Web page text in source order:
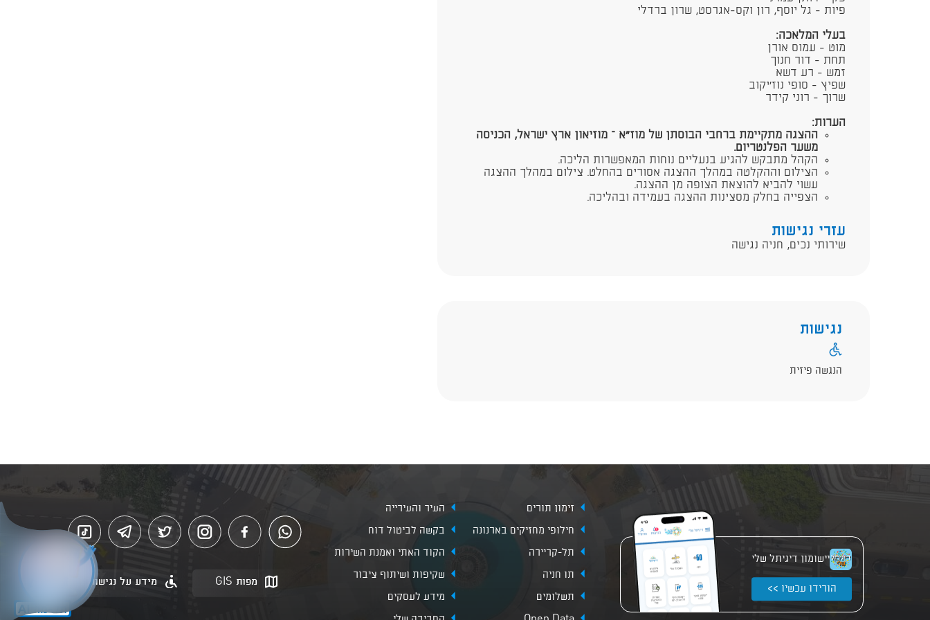
פיות - גל יוסף, רון וקס-אגרסט, שרון ברדלי
בעלי המלאכה:
מוט - עמוס אורן
תחת - דור חנוך
זמש - רע דשא
שפיץ - סופי נוז'יקוב
שרוך - רוני קידר​
הערות:
​ההצגה מתקיימת ברחבי הבוסתן של מוז"א – מוזיאון ארץ ישראל, הכניסה
משער הפלנטריום.
הקהל מתבקש להגיע בנעליים נוחות המאפשרות הליכה.
הצילום וההקלטה במהלך ההצגה אסורים בהחלט. צילום במהלך ההצגה
עשוי להביא להוצאת הצופה מן ההצגה.
הצפייה בחלק מסצינות ההצגה בעמידה ובהליכה.​
עזרי נגישות
שירותי נכים, חניה נגישה
נגישות
הנגשה פיזית
יישומון דיגיתל שלי
הורידו עכשיו >>
זימון תורים
העיר והעירייה
חילופי מחזיקים בארנונה
בקשה לביטול דוח
תל-קריירה
הקוד האתי ואמנת השירות
תו חניה
שקיפות ושיתוף ציבור
תשלומים
מידע לעסקים
מפות GIS מידע על נגישות